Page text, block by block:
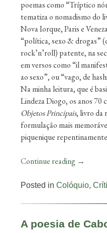
poemas como “Tríptico
tematiza o nomadismo do
Nova Iorque, Paris e
“política, sexo & drogas”
rock’n’roll) patente, na
em versos como “il
ao sexo”, ou “vago, de
Na minha leitura, que é
Lindeza Diogo, os anos 70
Objetos Principais, livro da
formulação mais
piquenique
Continue reading →
Posted inColóquio,
A poesia de